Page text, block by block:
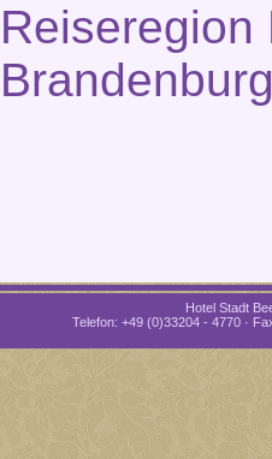
Reiseregion
Hotel Stadt
Telefon: +49 (0)33204 - 4770 ·